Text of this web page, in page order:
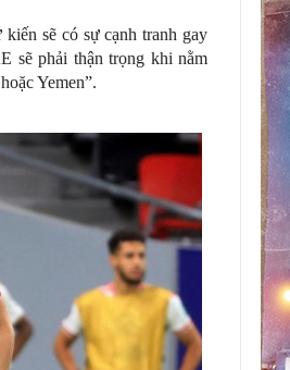
sẽ có sự cạnh tranh gay
sẽ phải thận trọng khi nằm
Yemen”.